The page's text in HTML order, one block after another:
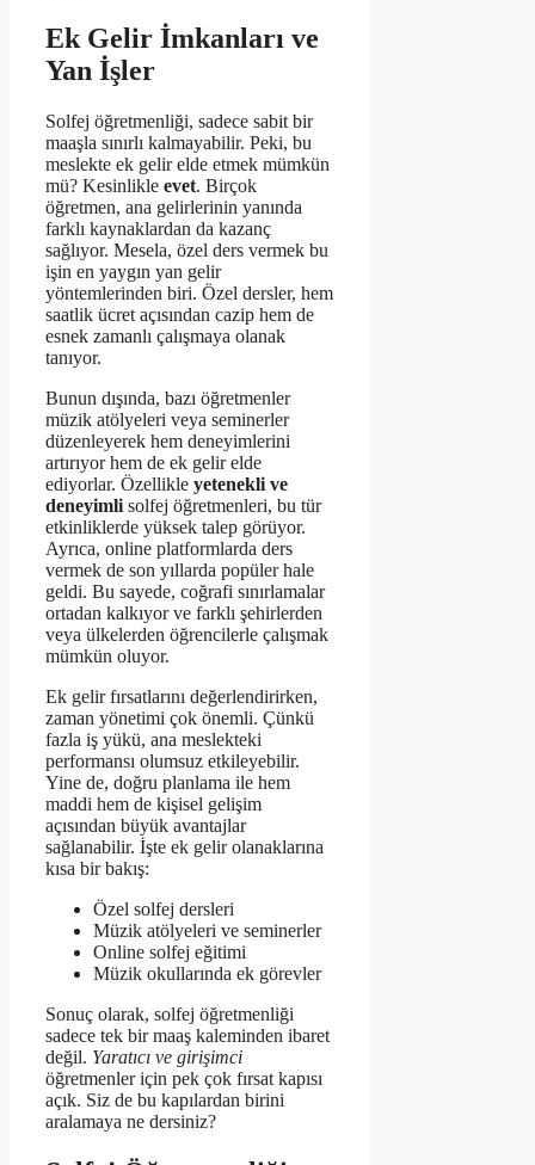
Ek Gelir İmkanları ve
Yan İşler
Solfej öğretmenliği, sadece sabit bir
maaşla sınırlı kalmayabilir. Peki, bu
meslekte ek gelir elde etmek mümkün
mü? Kesinlikle evet. Birçok
öğretmen, ana gelirlerinin yanında
farklı kaynaklardan da kazanç
sağlıyor. Mesela, özel ders vermek bu
işin en yaygın yan gelir
yöntemlerinden biri. Özel dersler, hem
saatlik ücret açısından cazip hem de
esnek zamanlı çalışmaya olanak
tanıyor.
Bunun dışında, bazı öğretmenler
müzik atölyeleri veya seminerler
düzenleyerek hem deneyimlerini
artırıyor hem de ek gelir elde
ediyorlar. Özellikle yetenekli ve
deneyimli solfej öğretmenleri, bu tür
etkinliklerde yüksek talep görüyor.
Ayrıca, online platformlarda ders
vermek de son yıllarda popüler hale
geldi. Bu sayede, coğrafi sınırlamalar
ortadan kalkıyor ve farklı şehirlerden
veya ülkelerden öğrencilerle çalışmak
mümkün oluyor.
Ek gelir fırsatlarını değerlendirirken,
zaman yönetimi çok önemli. Çünkü
fazla iş yükü, ana meslekteki
performansı olumsuz etkileyebilir.
Yine de, doğru planlama ile hem
maddi hem de kişisel gelişim
açısından büyük avantajlar
sağlanabilir. İşte ek gelir olanaklarına
kısa bir bakış:
Özel solfej dersleri
Müzik atölyeleri ve seminerler
Online solfej eğitimi
Müzik okullarında ek görevler
Sonuç olarak, solfej öğretmenliği
sadece tek bir maaş kaleminden ibaret
değil. Yaratıcı ve girişimci
öğretmenler için pek çok fırsat kapısı
açık. Siz de bu kapılardan birini
aralamaya ne dersiniz?